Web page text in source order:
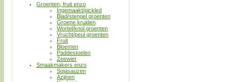
Groenten, fruit enzo
Ingemaakt/pickled
Blad/stengel groenten
Groene kruiden
Wortel/knol groenten
Vrucht/peul groenten
Fruit
Bloemen
Paddestoelen
Zeewier
Smaakmakers enzo
Sojasauzen
Azijnen